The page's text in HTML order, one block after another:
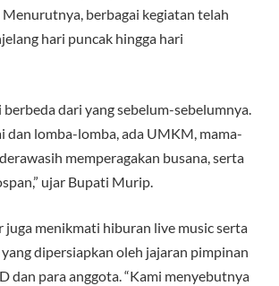
berbagai kegiatan telah
hari puncak hingga hari
berbeda dari yang sebelum-sebelumnya.
dan lomba-lomba, ada UMKM, mama-
memperagakan busana, serta
ujar Bupati Murip.
juga menikmati hiburan live music serta
dipersiapkan oleh jajaran pimpinan
dan para anggota. “Kami menyebutnya